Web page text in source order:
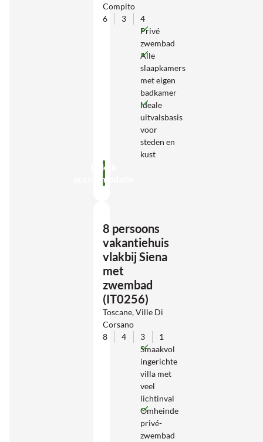
Compito
6
3
4
Privé
zwembad
Alle
slaapkamers
met eigen
badkamer
Ideale
uitvalsbasis
voor
steden en
kust
Bekijk
accommodatie
8 persoons
vakantiehuis
vlakbij Siena
met
zwembad
(IT0256)
Toscane, Ville Di
Corsano
8
4 3
1
Smaakvol
ingerichte
villa met
veel
lichtinval
Omheinde
privé-
zwembad